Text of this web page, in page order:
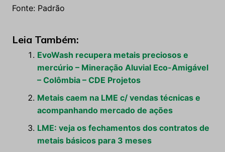
Fonte: Padrão
Leia Também:
EvoWash recupera metais preciosos e
mercúrio – Mineração Aluvial Eco-Amigável
– Colômbia – CDE Projetos
Metais caem na LME c/ vendas técnicas e
acompanhando mercado de ações
LME: veja os fechamentos dos contratos de
metais básicos para 3 meses